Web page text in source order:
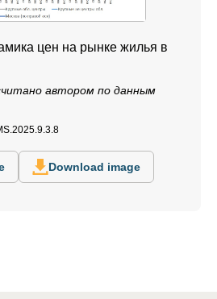
цен на рынке жилья в
автором по данным
Download image